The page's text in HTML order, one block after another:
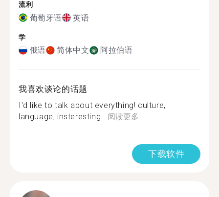
流利
葡萄牙语 英语
学
俄语 简体中文 阿拉伯语
我喜欢谈论的话题
I'd like to talk about everything! culture,
language, insteresting...阅读更多
下载软件